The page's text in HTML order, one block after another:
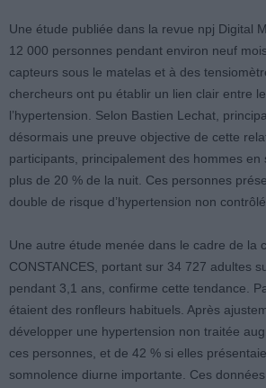
Une étude publiée dans la revue npj Digital
12 000 personnes pendant environ neuf
capteurs sous le matelas et à des
chercheurs ont pu établir un lien clair entre
l’hypertension. Selon Bastien Lechat,
désormais une preuve objective de cette
participants, principalement des hommes en
plus de 20 % de la nuit. Ces personnes
double de risque d’hypertension non
Une autre étude menée dans le cadre de la
CONSTANCES, portant sur 34 727 adultes
pendant 3,1 ans, confirme cette tendance.
étaient des ronfleurs habituels. Après
développer une hypertension non traitée
ces personnes, et de 42 % si elles
somnolence diurne importante. Ces